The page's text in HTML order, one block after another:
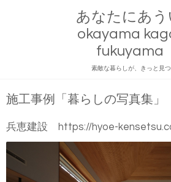
あなたにあう
okayama
fukuyama
素敵な暮らしが、きっと見
施工事例「暮らしの写真集」
兵恵建設 https://hyoe-